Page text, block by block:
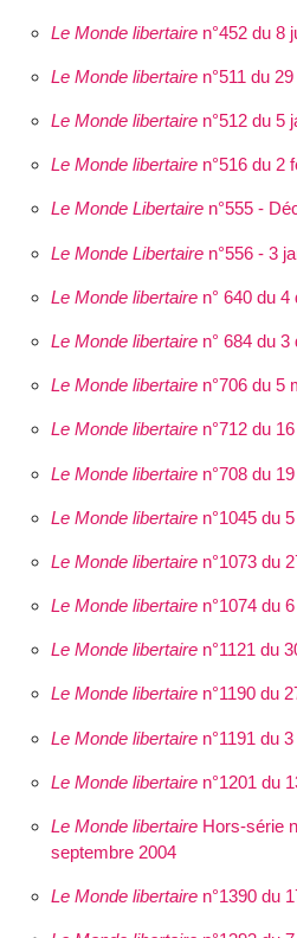
Le Monde libertairen°452 du 8
Le Monde libertairen°511 du
Le Monde libertairen°512 du 5
Le Monde libertairen°516 du 2
Le Monde Libertairen°555 -
Le Monde Libertairen°556 - 3
Le Monde libertairen° 640 du 4
Le Monde libertairen° 684 du 3
Le Monde libertairen°706 du 5
Le Monde libertairen°712 du
Le Monde libertairen°708 du
Le Monde libertairen°1045 du
Le Monde libertairen°1073 du
Le Monde libertairen°1074 du
Le Monde libertairen°1121 du
Le Monde libertairen°1190 du
Le Monde libertairen°1191 du
Le Monde libertairen°1201 du
Le Monde libertaireHors-série
septembre 2004
Le Monde libertairen°1390 du